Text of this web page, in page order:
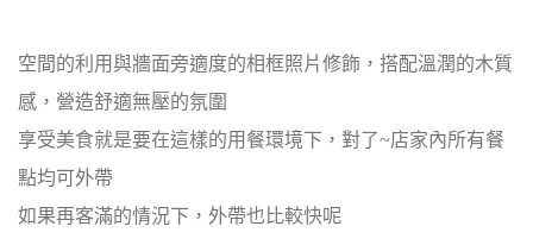
空間的利用與牆面旁適度的相框照片修飾，搭配溫潤的木質
感，營造舒適無壓的氛圍
享受美食就是要在這樣的用餐環境下，對了~店家內所有餐
點均可外帶
如果再客滿的情況下，外帶也比較快呢